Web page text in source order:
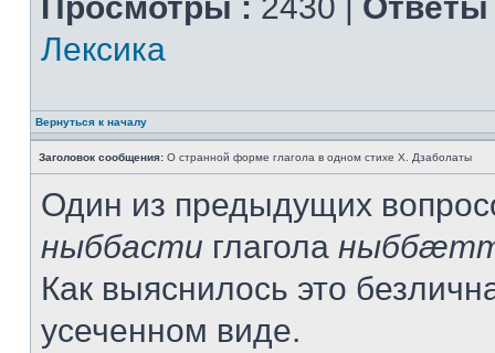
Лексика
Вернуться к началу
Заголовок сообщения: О странной форме глагола в одном стихе Х. Дзаболаты
Один из предыдущих
ныббасти глагола
Как выяснилось это
усеченном виде.